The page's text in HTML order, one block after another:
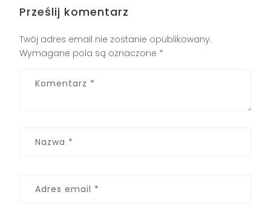
Prześlij komentarz
Twój adres email nie zostanie opublikowany.
Wymagane pola są oznaczone *